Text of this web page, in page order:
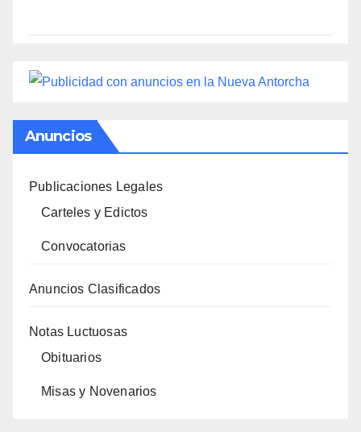
Anuncios
Publicaciones Legales
Carteles y Edictos
Convocatorias
Anuncios Clasificados
Notas Luctuosas
Obituarios
Misas y Novenarios